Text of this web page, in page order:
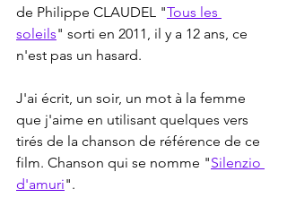
de Philippe CLAUDEL "Tous les
soleils" sorti en 2011, il y a 12 ans, ce
n'est pas un hasard.
J'ai écrit, un soir, un mot à la femme
que j'aime en utilisant quelques vers
tirés de la chanson de référence de ce
film. Chanson qui se nomme "Silenzio
d'amuri".